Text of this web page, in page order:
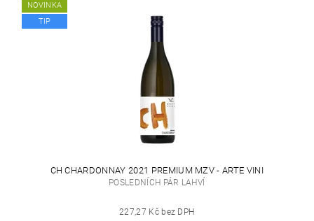
NOVINKA
TIP
CH CHARDONNAY 2021 PREMIUM MZV - ARTE VINI
POSLEDNÍCH PÁR LAHVÍ
227,27 Kč bez DPH